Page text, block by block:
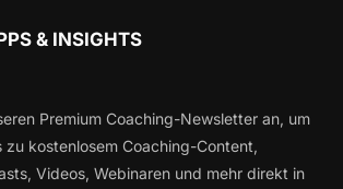
& INSIGHTS
Premium Coaching-Newsletter an, um
zu kostenlosem Coaching-Content,
Videos, Webinaren und mehr direkt in